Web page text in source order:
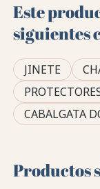
Este
siguientes
JINETE
CABALGATA
Productos